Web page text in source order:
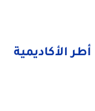
أطر الأكاديمية